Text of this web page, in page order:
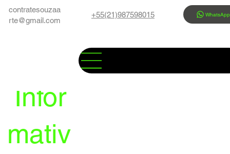
contratesouzaa
rte@gmail.com
+55(21)987598015 WhatsApp
Infor
mativ